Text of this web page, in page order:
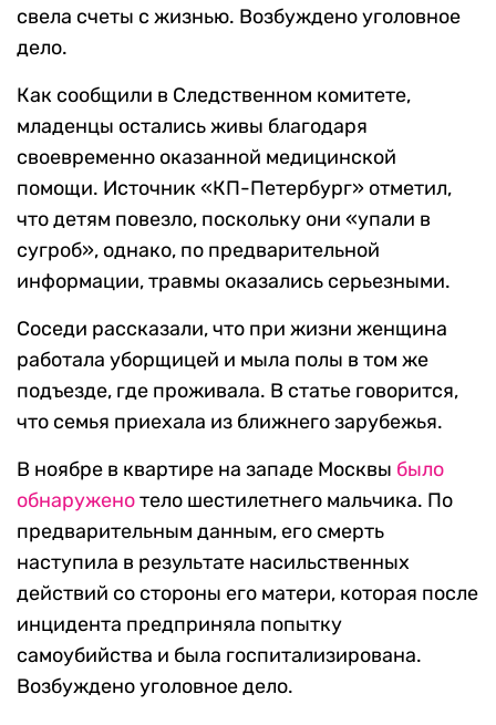
свела счеты с жизнью. Возбуждено уголовное
дело.
Как сообщили в Следственном комитете,
младенцы остались живы благодаря
своевременно оказанной медицинской
помощи. Источник «КП-Петербург» отметил,
что детям повезло, поскольку они «упали в
сугроб», однако, по предварительной
информации, травмы оказались серьезными.
Соседи рассказали, что при жизни женщина
работала уборщицей и мыла полы в том же
подъезде, где проживала. В статье говорится,
что семья приехала из ближнего зарубежья.
В ноябре в квартире на западе Москвы было
обнаруженотело шестилетнего мальчика. По
предварительным данным, его смерть
наступила в результате насильственных
действий со стороны его матери, которая после
инцидента предприняла попытку
самоубийства и была госпитализирована.
Возбуждено уголовное дело.